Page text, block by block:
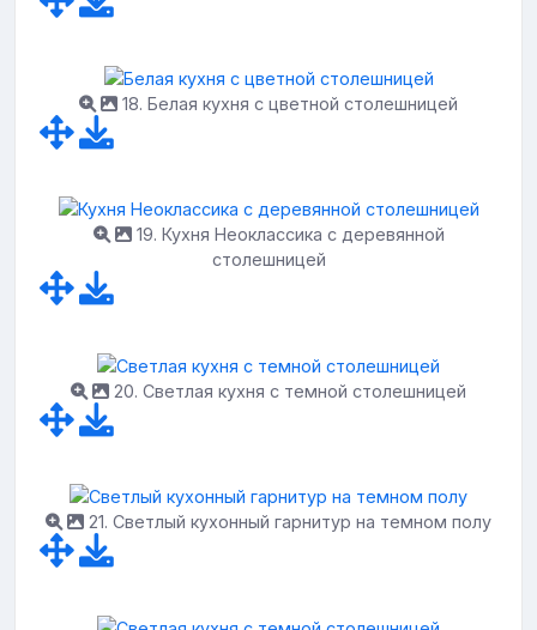
18. Белая кухня с цветной столешницей
19. Кухня Неоклассика с деревянной
столешницей
20. Светлая кухня с темной столешницей
21. Светлый кухонный гарнитур на темном полу